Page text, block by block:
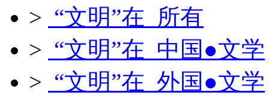
> “文明”在 所有
> “文明”在 中国●文学
> “文明”在 外国●文学